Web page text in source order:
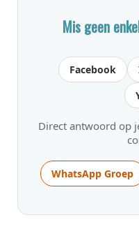
Mis geen
Facebook
Direct antwoord op
WhatsApp Groep